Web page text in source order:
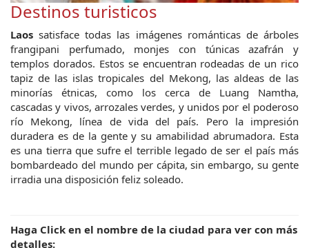
Destinos turisticos
Laos satisface todas las imágenes románticas de árboles
frangipani perfumado, monjes con túnicas azafrán y
templos dorados. Estos se encuentran rodeadas de un rico
tapiz de las islas tropicales del Mekong, las aldeas de las
minorías étnicas, como los cerca de Luang Namtha,
cascadas y vivos, arrozales verdes, y unidos por el poderoso
río Mekong, línea de vida del país. Pero la impresión
duradera es de la gente y su amabilidad abrumadora. Esta
es una tierra que sufre el terrible legado de ser el país más
bombardeado del mundo per cápita, sin embargo, su gente
irradia una disposición feliz soleado.
Haga Click en el nombre de la ciudad para ver con más
detalles: